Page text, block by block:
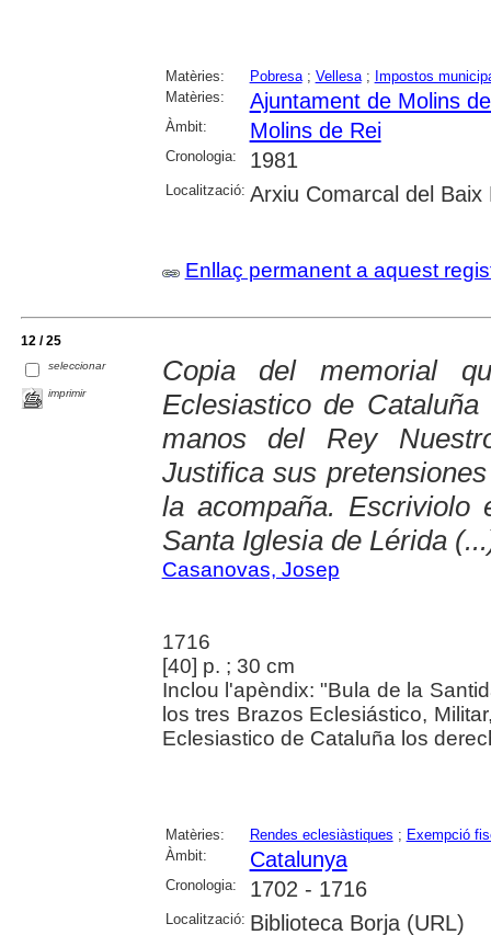
Matèries: Pobresa; Vellesa; Impostos
Matèries:
Ajuntament de Molins
Àmbit: Molins de Rei
Cronologia: 1981
Localització: Arxiu Comarcal del Baix
Enllaç permanent a aquest
12 / 25
seleccionar
imprimir
Copia del memorial
Eclesiastico de
manos del Rey
Justifica sus
la acompaña.
Santa Iglesia de Lérida
Casanovas, Josep
1716
[40] p. ; 30 cm
Inclou l'apèndix: "Bula de la
los tres Brazos Eclesiástico,
Eclesiastico de Cataluña los
Matèries: Rendes eclesiàstiques ; Exempció
Àmbit:
Catalunya
Cronologia: 1702 - 1716
Localització: Biblioteca Borja (URL)